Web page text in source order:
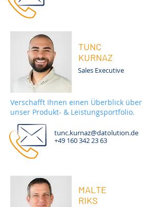
TUNC
KURNAZ
Sales Executive
Verschafft Ihnen einen Überblick über
unser Produkt- & Leistungsportfolio.
tunc.kurnaz@datolution.de
+49 160 342 23 63
MALTE
RIKS